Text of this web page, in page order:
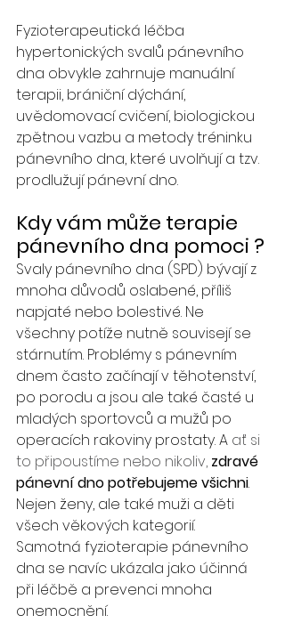
Fyzioterapeutická léčba
hypertonických svalů pánevního
dna obvykle zahrnuje manuální
terapii, brániční dýchání,
uvědomovací cvičení, biologickou
zpětnou vazbu a metody tréninku
pánevního dna, které uvolňují a tzv.
prodlužují pánevní dno.
Kdy vám může terapie
pánevního dna pomoci ?
Svaly pánevního dna (SPD) bývají z
mnoha důvodů oslabené, příliš
napjaté nebo bolestivé. Ne
všechny potíže nutně souvisejí se
stárnutím. Problémy s pánevním
dnem často začínají v těhotenství,
po porodu a jsou ale také časté u
mladých sportovců a mužů po
operacích rakoviny prostaty. A ať si
to připoustíme nebo nikoliv, zdravé
pánevní dno potřebujeme všichni.
Nejen ženy, ale také muži a děti
všech věkových kategorií.
Samotná fyzioterapie pánevního
dna se navíc ukázala jako účinná
při léčbě a prevenci mnoha
onemocnění.